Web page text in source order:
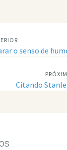
o senso de
Citando